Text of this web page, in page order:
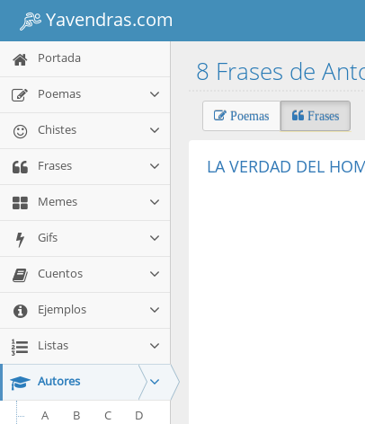
Yavendras.com
Portada
Poemas
Chistes
Frases
Memes
Gifs
Cuentos
Ejemplos
Listas
Autores
A B C
D
8 Frases de
Poemas Frases
LA VERDAD DEL